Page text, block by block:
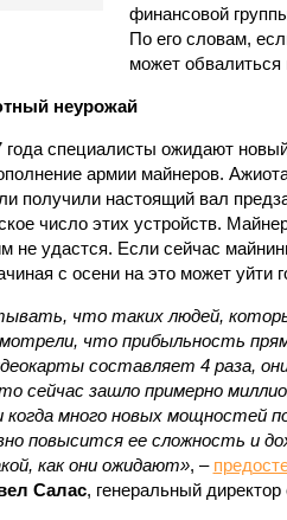
финансовой
По его словам,
может обвалиться
неурожай
специалисты ожидают
армии майнеров.
получили настоящий вал
число этих устройств.
не удастся. Если сейчас
с осени на это может уйти
что таких людей,
что прибыльность
составляет 4 раза,
сейчас зашло примерно
когда много новых мощностей
повысится ее сложность и
как они ожидают», –
Салас, генеральный директор